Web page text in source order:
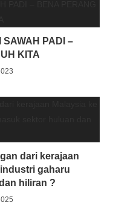
PADI –
KITA
dari kerajaan
gaharu
hiliran ?